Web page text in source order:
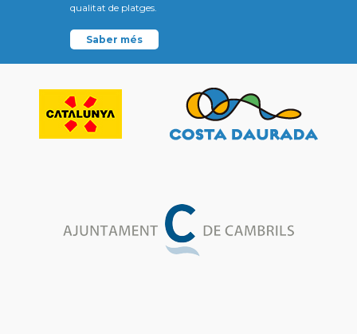
qualitat de platges.
Saber més